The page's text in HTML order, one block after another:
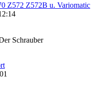
Z572 Z572B u. Variomatic
Schrauber